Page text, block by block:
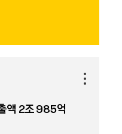
액 2조 985억